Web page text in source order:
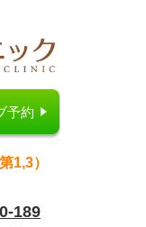
予約
1,3）
189